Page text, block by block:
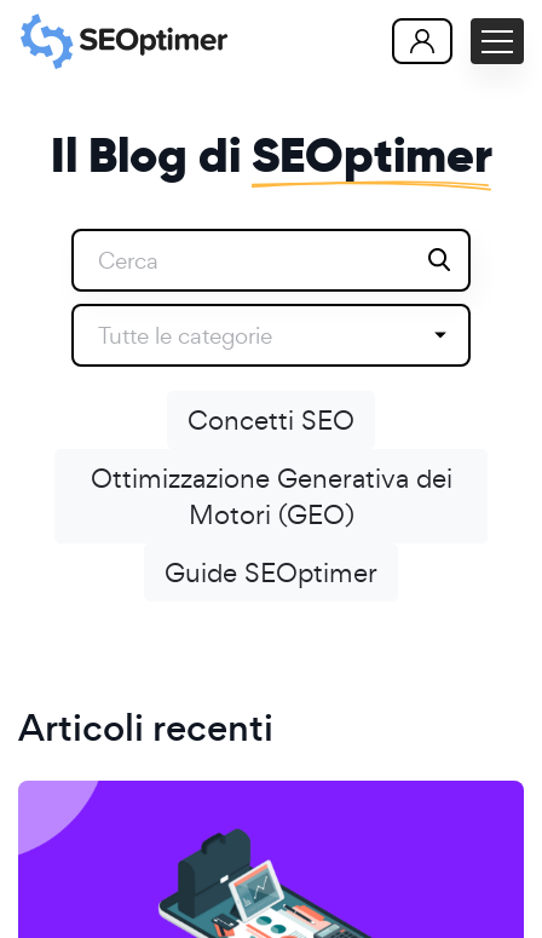
Il Blog di SEOptimer
Tutte le categorie
Concetti SEO
Ottimizzazione Generativa dei
Motori (GEO)
Guide SEOptimer
Articoli recenti